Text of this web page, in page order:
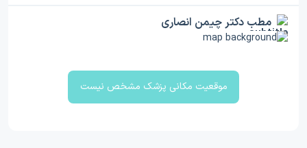
مطب دکتر چیمن انصاری
موقعیت مکانی پزشک مشخص نیست